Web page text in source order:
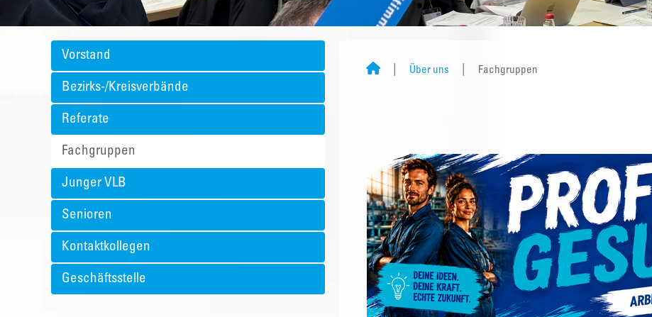
Vorstand
Bezirks-/Kreisverbände
Referate
Fachgruppen
Junger VLB
Senioren
Kontaktkollegen
Geschäftsstelle
Über uns Fachgruppen